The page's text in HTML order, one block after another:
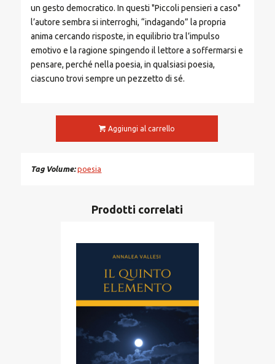
un gesto democratico. In questi "Piccoli pensieri a caso"
l’autore sembra si interroghi, “indagando” la propria
anima cercando risposte, in equilibrio tra l’impulso
emotivo e la ragione spingendo il lettore a soffermarsi e
pensare, perché nella poesia, in qualsiasi poesia,
ciascuno trovi sempre un pezzetto di sé.
Aggiungi al carrello
Tag Volume poesia
Prodotti correlati